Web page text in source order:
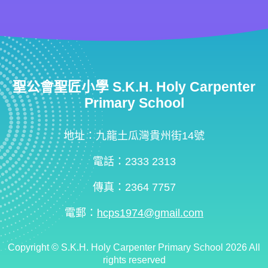
聖公會聖匠小學 S.K.H. Holy Carpenter
Primary School
地址：九龍土瓜灣貴州街14號
電話：2333 2313
傳真：2364 7757
電郵： hcps1974@gmail.com
Copyright © S.K.H. Holy Carpenter Primary School 2026 All
rights reserved